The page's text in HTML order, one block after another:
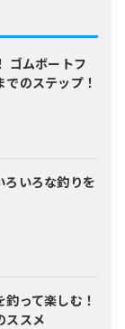
ゴムボートフ
のステップ！
ろいろな釣りを
って楽しむ！
ススメ